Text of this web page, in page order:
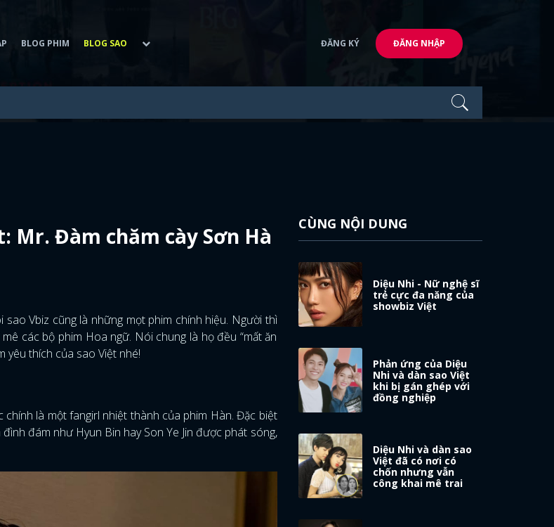
BLOG PHIM BLOG SAO ĐĂNG KÝ ĐĂNG NHẬP
Mr. Đàm chăm cày Sơn Hà
Vbiz cũng là những mọt phim chính hiệu. Người thì
các bộ phim Hoa ngữ. Nói chung là họ đều “mất ăn
yêu thích của sao Việt nhé!
là một fangirl nhiệt thành của phim Hàn. Đặc biệt
đám như Hyun Bin hay Son Ye Jin được phát sóng,
CÙNG NỘI DUNG
Diệu Nhi - Nữ nghệ sĩ
trẻ cực đa năng của
showbiz Việt
Phản ứng của Diệu
Nhi và dàn sao Việt
khi bị gán ghép với
đồng nghiệp
Diệu Nhi và dàn sao
Việt đã có nơi có
chốn nhưng vẫn
công khai mê trai